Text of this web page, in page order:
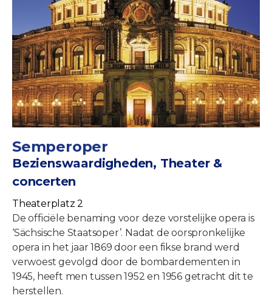
Semperoper
Bezienswaardigheden, Theater &
concerten
Theaterplatz 2
De officiële benaming voor deze vorstelijke opera is
‘Sächsische Staatsoper’. Nadat de oorspronkelijke
opera in het jaar 1869 door een fikse brand werd
verwoest gevolgd door de bombardementen in
1945, heeft men tussen 1952 en 1956 getracht dit te
herstellen.